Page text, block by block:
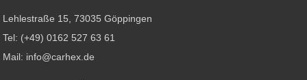
Lehlestraße 15, 73035 Göppingen
Tel: (+49) 0162 527 63 61
Mail: info@carhex.de